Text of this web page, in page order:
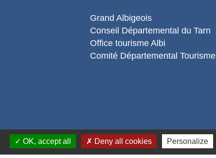
Grand Albigeois
Conseil Départemental du Tarn
Office tourisme Albi
Comité Départemental Tourisme
OK, accept all Deny all cookies Personalize